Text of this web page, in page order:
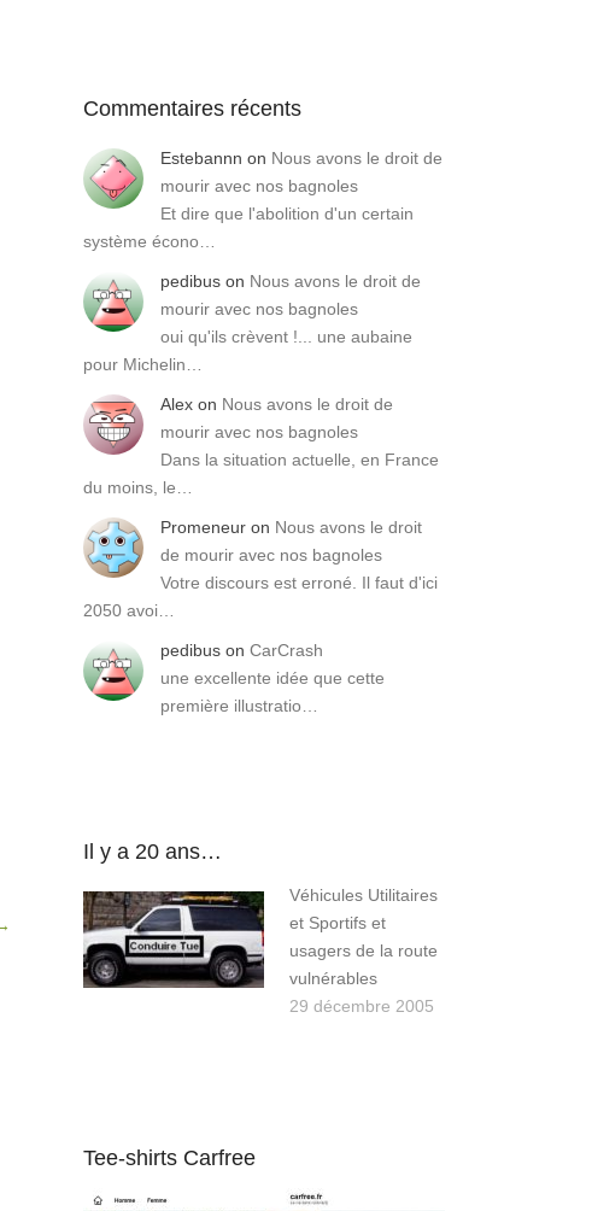
Commentaires récents
Estebannn on Nous avons le droit de
mourir avec nos bagnoles
Et dire que l'abolition d'un certain
système écono…
pedibus on Nous avons le droit de
mourir avec nos bagnoles
oui qu'ils crèvent !... une aubaine
pour Michelin…
Alex on Nous avons le droit de
mourir avec nos bagnoles
Dans la situation actuelle, en France
du moins, le…
Promeneur on Nous avons le droit
de mourir avec nos bagnoles
Votre discours est erroné. Il faut d'ici
2050 avoi…
pedibus on CarCrash
une excellente idée que cette
première illustratio…
Il y a 20 ans…
Véhicules Utilitaires
et Sportifs et
usagers de la route
vulnérables
29 décembre 2005
Tee-shirts Carfree